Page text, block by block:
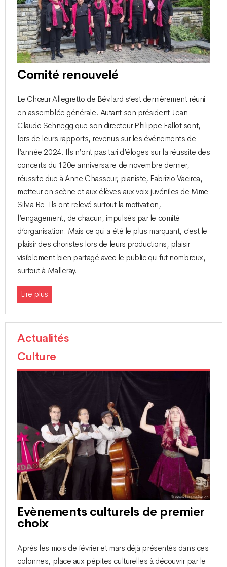
Comité renouvelé
Le Chœur Allegretto de Bévilard s’est dernièrement réuni
en assemblée générale. Autant son président Jean-
Claude Schnegg que son directeur Philippe Fallot sont,
lors de leurs rapports, revenus sur les événements de
l’année 2024. Ils n’ont pas tari d’éloges sur la réussite des
concerts du 120e anniversaire de novembre dernier,
réussite due à Anne Chasseur, pianiste, Fabrizio Vacirca,
metteur en scène et aux élèves aux voix juvéniles de Mme
Silvia Re. Ils ont relevé surtout la motivation,
l’engagement, de chacun, impulsés par le comité
d’organisation. Mais ce qui a été le plus marquant, c’est le
plaisir des choristes lors de leurs productions, plaisir
visiblement bien partagé avec le public qui fut nombreux,
surtout à Malleray.
Lire plus
Actualités
Culture
Evènements culturels de premier
choix
Après les mois de février et mars déjà présentés dans ces
colonnes, place aux pépites culturelles à découvrir par le